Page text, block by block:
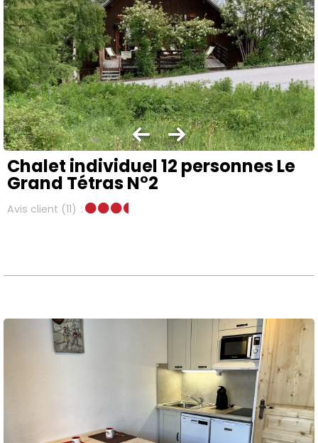
Chalet individuel 12 personnes Le
Grand Tétras N°2
Avis client (11)